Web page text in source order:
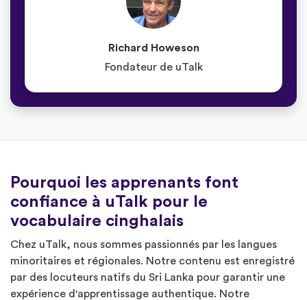
Richard Howeson
Fondateur de uTalk
Pourquoi les apprenants font
confiance à uTalk pour le
vocabulaire cinghalais
Chez uTalk, nous sommes passionnés par les langues
minoritaires et régionales. Notre contenu est enregistré
par des locuteurs natifs du Sri Lanka pour garantir une
expérience d'apprentissage authentique. Notre